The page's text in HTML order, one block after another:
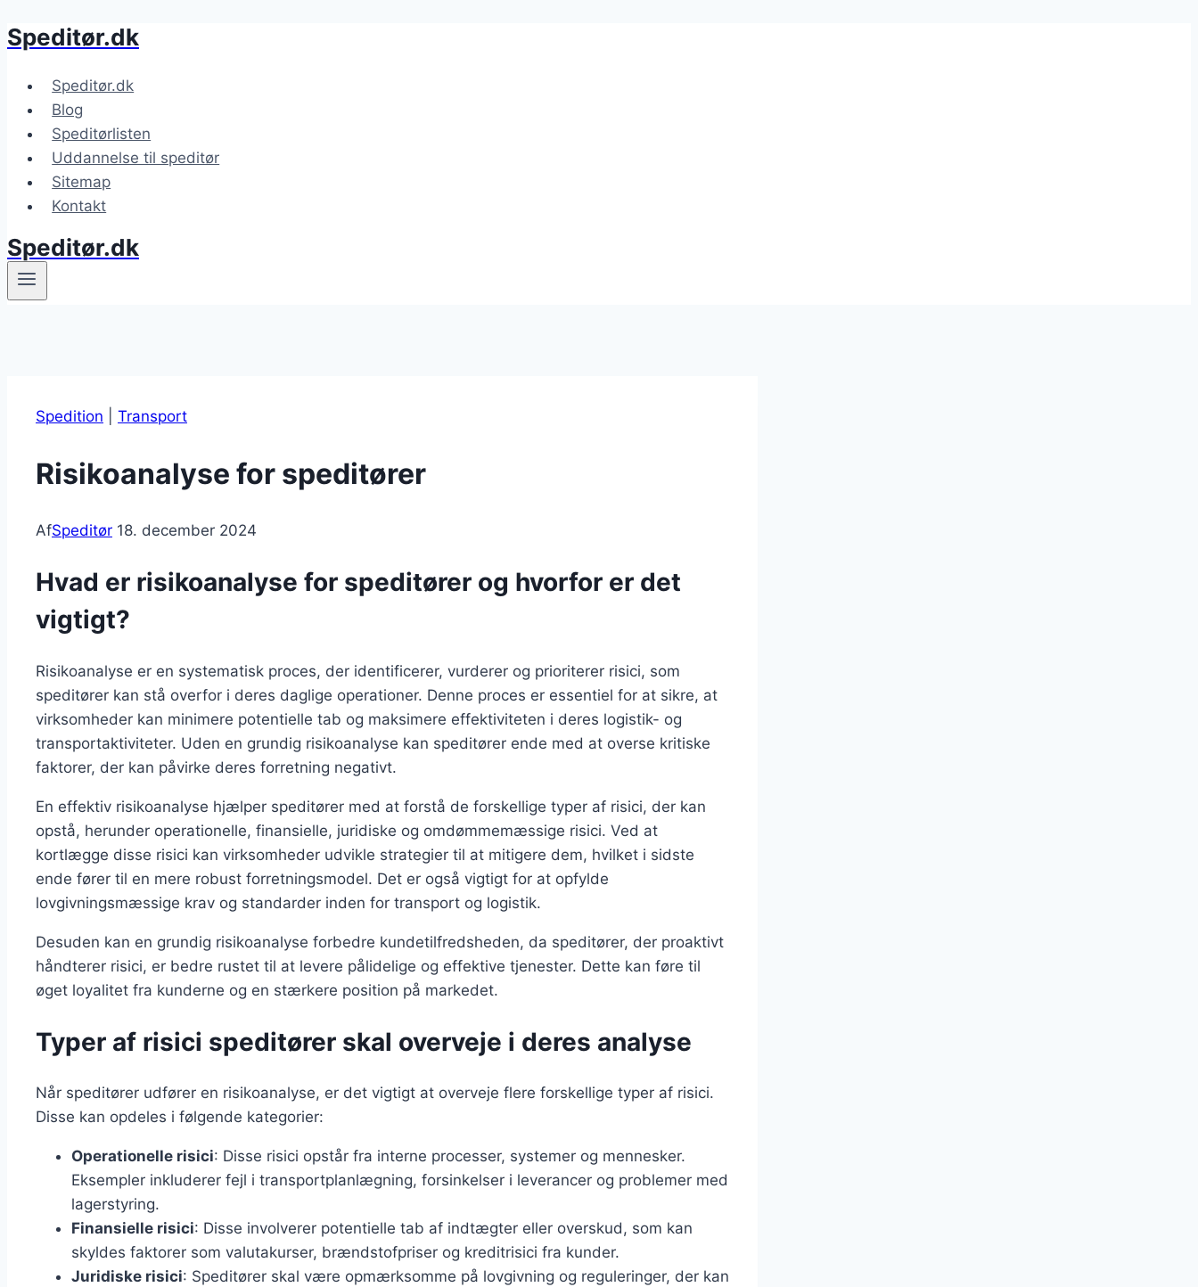
Fortsæt
indhold
Speditør.dk
Speditør.dk
Blog
Speditørlisten
Uddannelse til speditør
Sitemap
Kontakt
Speditør.dk
Spedition Transport
Risikoanalyse for speditører
AfSpeditør 18. december 2024
Hvad er risikoanalyse for speditører og hvorfor er det
vigtigt?
Risikoanalyse er en systematisk proces, der identificerer, vurderer og prioriterer risici, som
speditører kan stå overfor i deres daglige operationer. Denne proces er essentiel for at sikre, at
virksomheder kan minimere potentielle tab og maksimere effektiviteten i deres logistik- og
transportaktiviteter. Uden en grundig risikoanalyse kan speditører ende med at overse kritiske
faktorer, der kan påvirke deres forretning negativt.
En effektiv risikoanalyse hjælper speditører med at forstå de forskellige typer af risici, der kan
opstå, herunder operationelle, finansielle, juridiske og omdømmemæssige risici. Ved at
kortlægge disse risici kan virksomheder udvikle strategier til at mitigere dem, hvilket i sidste
ende fører til en mere robust forretningsmodel. Det er også vigtigt for at opfylde
lovgivningsmæssige krav og standarder inden for transport og logistik.
Desuden kan en grundig risikoanalyse forbedre kundetilfredsheden, da speditører, der proaktivt
håndterer risici, er bedre rustet til at levere pålidelige og effektive tjenester. Dette kan føre til
øget loyalitet fra kunderne og en stærkere position på markedet.
Typer af risici speditører skal overveje i deres analyse
Når speditører udfører en risikoanalyse, er det vigtigt at overveje flere forskellige typer af risici.
Disse kan opdeles i følgende kategorier:
Operationelle risici: Disse risici opstår fra interne processer, systemer og mennesker.
Eksempler inkluderer fejl i transportplanlægning, forsinkelser i leverancer og problemer med
lagerstyring.
Finansielle risici: Disse involverer potentielle tab af indtægter eller overskud, som kan
skyldes faktorer som valutakurser, brændstofpriser og kreditrisici fra kunder.
Juridiske risici: Speditører skal være opmærksomme på lovgivning og reguleringer, der kan